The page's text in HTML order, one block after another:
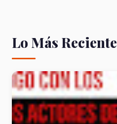
Lo Más Reciente